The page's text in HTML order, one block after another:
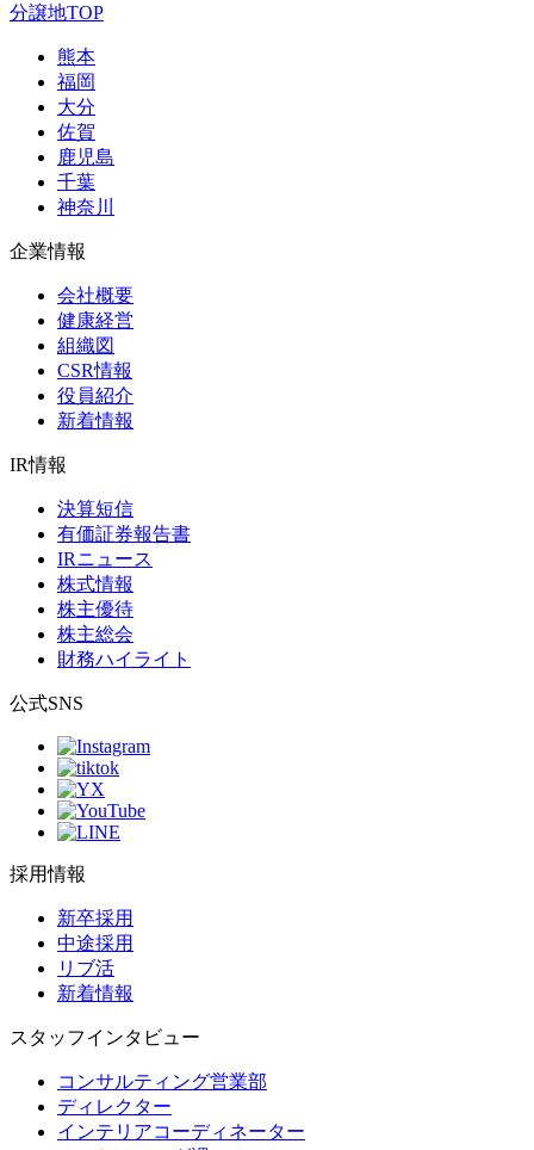
分譲地TOP
熊本
福岡
大分
佐賀
鹿児島
千葉
神奈川
企業情報
会社概要
健康経営
組織図
CSR情報
役員紹介
新着情報
IR情報
決算短信
有価証券報告書
IRニュース
株式情報
株主優待
株主総会
財務ハイライト
公式SNS
採用情報
新卒採用
中途採用
リブ活
新着情報
スタッフインタビュー
コンサルティング営業部
ディレクター
インテリアコーディネーター